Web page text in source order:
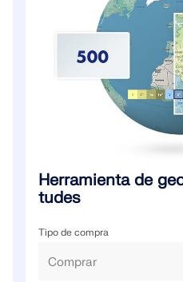
Herramienta de
tudes
Tipo de compra